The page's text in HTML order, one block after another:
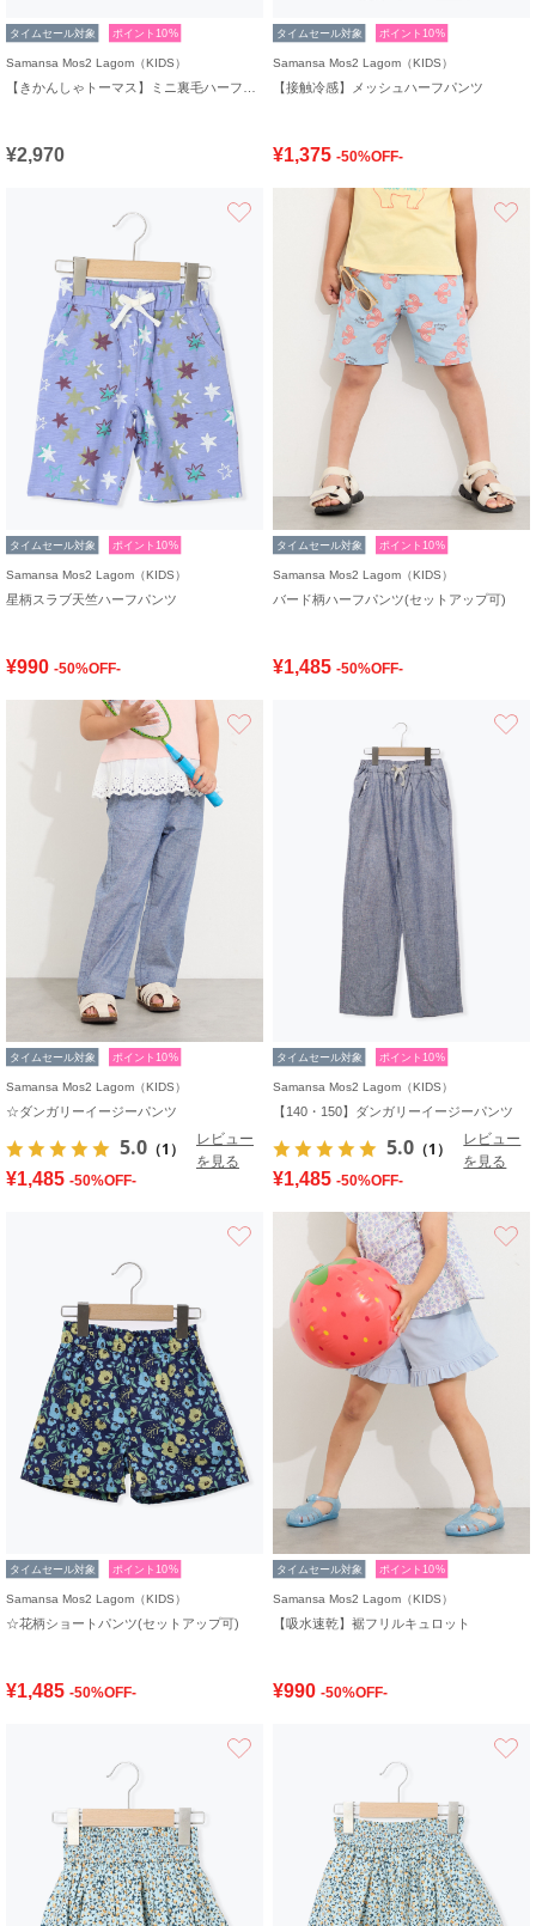
タイムセール対象 ポイント10%
Samansa Mos2 Lagom（KIDS）
¥2,970
タイムセール対象 ポイント10%
Samansa Mos2 Lagom（KIDS）
【接触冷感】メッシュハーフパンツ
¥1,375 -50%OFF-
お気に入り
タイムセール対象 ポイント10%
Samansa Mos2 Lagom（KIDS）
星柄スラブ天竺ハーフパンツ
¥990 -50%OFF-
タイムセール対象 ポイント10%
Samansa Mos2 Lagom（KIDS）
バード柄ハーフパンツ(セットアップ可)
¥1,485 -50%OFF-
タイムセール対象 ポイント10%
Samansa Mos2 Lagom（KIDS）
☆ダンガリーイージーパンツ
5.0 （1）
レビュー
を見る
¥1,485 -50%OFF-
タイムセール対象 ポイント10%
Samansa Mos2 Lagom（KIDS）
【140・150】ダンガリーイージーパンツ
5.0 （1）
レビュー
を見る
¥1,485 -50%OFF-
タイムセール対象 ポイント10%
Samansa Mos2 Lagom（KIDS）
☆花柄ショートパンツ(セットアップ可)
¥1,485 -50%OFF-
タイムセール対象 ポイント10%
Samansa Mos2 Lagom（KIDS）
【吸水速乾】裾フリルキュロット
¥990 -50%OFF-